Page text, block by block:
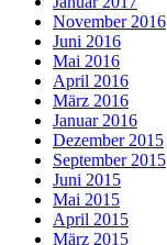
November 2016
Juni 2016
Mai 2016
April 2016
März 2016
Januar 2016
Dezember 2015
September 2015
Juni 2015
Mai 2015
April 2015
März 2015